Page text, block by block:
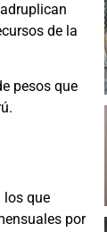
de la
pesos que
los que
por